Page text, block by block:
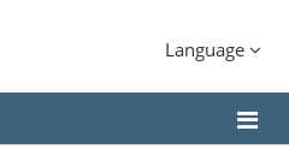
Language